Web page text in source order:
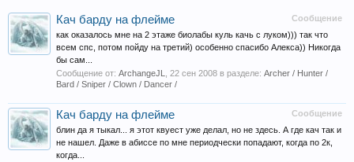
Сообщение
Кач барду на флейме
как оказалось мне на 2 этаже биолабы куль качь с луком))) так что
всем спс, потом пойду на третий) особенно спасибо Алекса)) Никогда
бы сам...
Сообщение от: ArchangeJL 22 сен 2008 в разделе: Archer / Hunter /
Bard / Sniper / Clown / Dancer /
Сообщение
Кач барду на флейме
блин да я тыкал... я этот квуест уже делал, но не здесь. А где кач так и
не нашел. Даже в абиссе по мне периодчески попадают, когда по 2к,
когда...